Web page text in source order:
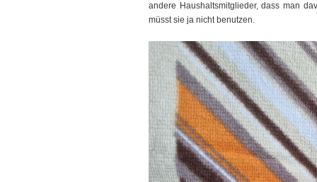
andere Haushaltsmitglieder, dass man
müsst sie ja nicht benutzen.